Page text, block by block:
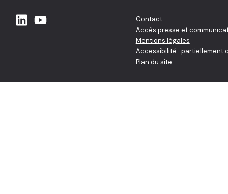
Contact
Accès presse et
Mentions légales
Accessibilité : partiellement
Plan du site